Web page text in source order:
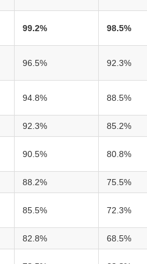
99.2% 98.5%
96.5% 92.3%
94.8% 88.5%
92.3% 85.2%
90.5% 80.8%
88.2% 75.5%
85.5% 72.3%
82.8% 68.5%